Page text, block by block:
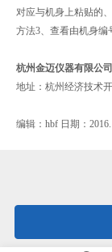
对应与机身上粘贴的
方法3、查看由机身编
杭州金迈仪器有限公司
地址：杭州经济技术
编辑：hbf 日期：